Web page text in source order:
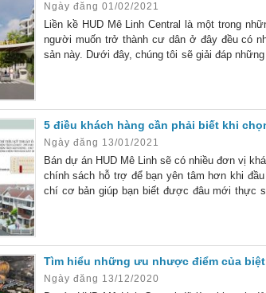
Ngày đăng 01/02/2021
Liền kề HUD Mê Linh Central là một trong
người muốn trở thành cư dân ở đây đều có
sản này. Dưới đây, chúng tôi sẽ giải đáp
5 điều khách hàng cần phải biết khi
Ngày đăng 13/01/2021
Bán dự án HUD Mê Linh sẽ có nhiều đơn vị
chính sách hỗ trợ để bạn yên tâm hơn khi
chí cơ bản giúp bạn biết được đâu mới thực
Tìm hiểu những ưu nhược điểm của
Ngày đăng 13/12/2020